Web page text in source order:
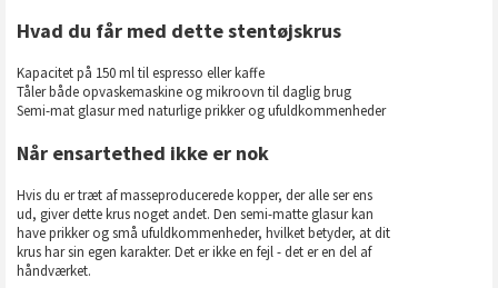
Hvad du får med dette stentøjskrus
Kapacitet på 150 ml til espresso eller kaffe
Tåler både opvaskemaskine og mikroovn til daglig brug
Semi-mat glasur med naturlige prikker og ufuldkommenheder
Når ensartethed ikke er nok
Hvis du er træt af masseproducerede kopper, der alle ser ens
ud, giver dette krus noget andet. Den semi-matte glasur kan
have prikker og små ufuldkommenheder, hvilket betyder, at dit
krus har sin egen karakter. Det er ikke en fejl - det er en del af
håndværket.